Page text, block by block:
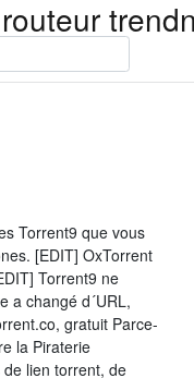
Torrent9 que vous
[EDIT] OxTorrent
Torrent9 ne
a changé d´URL,
gratuit Parce-
la Piraterie
lien torrent, de